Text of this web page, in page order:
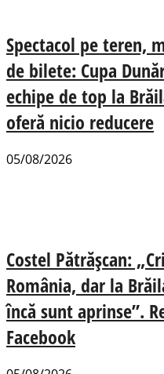
Spectacol pe teren,
de bilete: Cupa
echipe de top la
oferă nicio reducere
05/08/2026
Costel Pătrășcan:
România, dar la
încă sunt aprinse”.
Facebook